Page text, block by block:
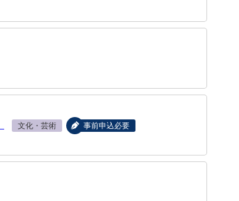
文化・芸術 事前申込必要